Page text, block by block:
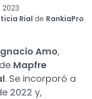
2023
Rial de RankiaPro
Amo,
Mapfre
. Se incorporó a
2022 y,